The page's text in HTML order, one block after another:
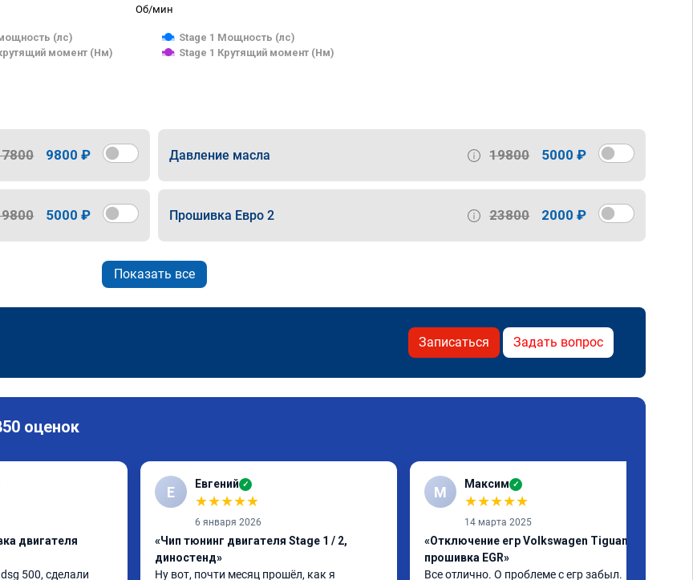
Об/мин
(лс)
Stage 1 Мощность (лс)
момент (Нм)
Stage 1 Крутящий момент (Нм)
9800 ₽ Давление масла 19800 5000 ₽
5000 ₽ Прошивка Евро 2 23800 2000 ₽
Показать все
Записаться Задать вопрос
оценок
двигателя
500, сделали
Е Евгений ✓
★★★★★
6 января 2026
«Чип тюнинг двигателя Stage 1 / 2,
диностенд»
Ну вот, почти месяц прошёл, как я
М Максим ✓
★★★★★
14 марта 2025
«Отключение егр Volkswagen Tiguan,
прошивка EGR»
Все отлично. О проблеме с егр забыл.